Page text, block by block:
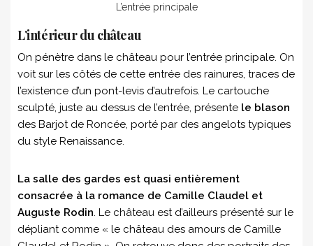
L’entrée principale
L’intérieur du château
On pénètre dans le château pour l’entrée principale. On
voit sur les côtés de cette entrée des rainures, traces de
l’existence d’un pont-levis d’autrefois. Le cartouche
sculpté, juste au dessus de l’entrée, présente le blason
des Barjot de Roncée, porté par des angelots typiques
du style Renaissance.
La salle des gardes est quasi entièrement
consacrée à la romance de Camille Claudel et
Auguste Rodin. Le château est d’ailleurs présenté sur le
dépliant comme « le château des amours de Camille